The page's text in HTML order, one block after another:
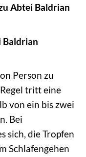
Abtei Baldrian
Baldrian
Person zu
tritt eine
von ein bis zwei
Bei
sich, die Tropfen
Schlafengehen